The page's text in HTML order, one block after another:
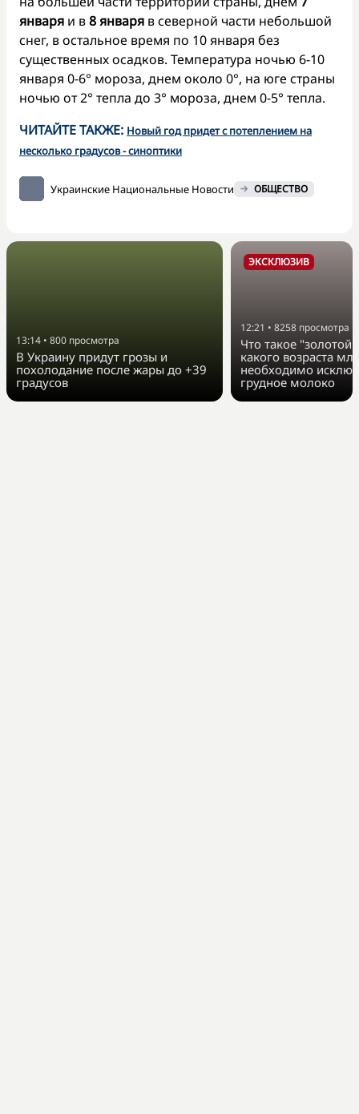
января и в8 января в северной части небольшой
снег, в остальное время по 10 января без
существенных осадков. Температура ночью 6-10
января 0-6° мороза, днем около 0°, на юге страны
ночью от 2° тепла до 3° мороза, днем 0-5° тепла.
ЧИТАЙТЕ ТАКЖЕ: Новый год придет с потеплением на
несколько градусов - синоптики
Украинские Национальные Новости ОБЩЕСТВО
13:14 • 800 просмотра
В Украину придут грозы и
похолодание после жары до +39
градусов
ЭКСКЛЮЗИВ
12:21 • 8258 просмотра
Что такое "золотой
какого возраста
необходимо
грудное молоко